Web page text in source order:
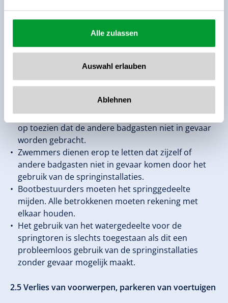
Alle zulassen
Auswahl erlauben
Ablehnen
voorafgaande toestemming van het personeel van
de Zeller Bergbahnen.
2.4 Springgedeelte
Het gebruik van de springinstallaties kan worden
Gebruikers van de springinstallaties moeten er zelf
op toezien dat de andere badgasten niet in gevaar
worden gebracht.
Zwemmers dienen erop te letten dat zijzelf of
andere badgasten niet in gevaar komen door het
gebruik van de springinstallaties.
Bootbestuurders moeten het springgedeelte
mijden. Alle betrokkenen moeten rekening met
elkaar houden.
Het gebruik van het watergedeelte voor de
springtoren is slechts toegestaan als dit een
probleemloos gebruik van de springinstallaties
zonder gevaar mogelijk maakt.
2.5 Verlies van voorwerpen, parkeren van voertuigen